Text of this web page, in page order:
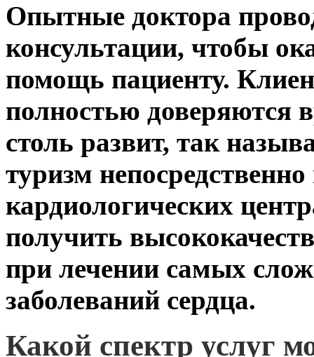
Опытные доктора
консультации, чтобы
помощь пациенту.
полностью доверяются
столь развит, так
туризм
кардиологических
получить
при лечении самых
заболеваний сердца.
Какой спектр услуг